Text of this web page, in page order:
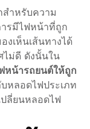
ำหรับความ
รมีไฟหน้าที่ถูก
งเห็นเส้นทางได้
ไม่ดี ดังนั้นใน
หน้ารถยนต์ให้ถูก
หลอดไฟประเภท
ลี่ยนหลอดไฟ